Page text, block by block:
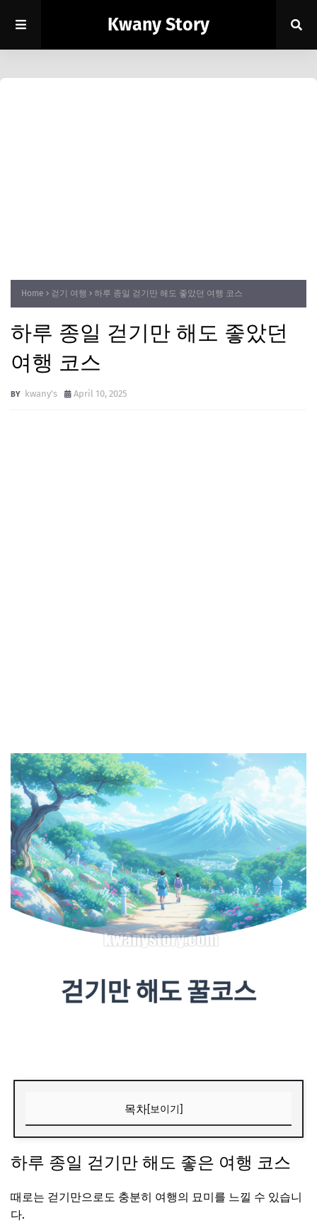
Kwany Story
Home 걷기 여행 하루 종일 걷기만 해도 좋았던 여행 코스
하루 종일 걷기만 해도 좋았던
여행 코스
kwany's April 10, 2025
목차[보이기]
제주 올레길 13코스
코리아 둘레길 서해랑길
하루 종일 걷기만 해도 좋은 여행 코스
때로는 걷기만으로도 충분히 여행의 묘미를 느낄 수 있습니
다.